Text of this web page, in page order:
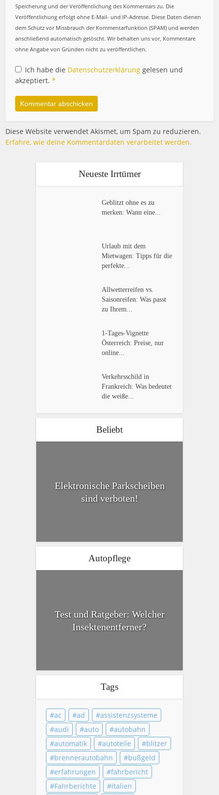
Speicherung und der Veröffentlichung des Kommentars zu. Die
Veröffentlichung erfolgt ohne E-Mail- und IP-Adresse. Diese Daten dienen
dem Schutz vor Missbrauch der Kommentarfunktion (SPAM) und werden
anschließend automatisch gelöscht. Wir behalten uns vor, Kommentare
ohne Angabe von Gründen nicht zu veröffentlichen.
Ich habe die Datenschutzerklärunggelesen und
akzeptiert. *
Diese Website verwendet Akismet, um Spam zu reduzieren.
Erfahre, wie deine Kommentardaten verarbeitet werden.
Neueste Irrtümer
Geblitzt ohne es zu
merken: Wann eine...
Urlaub mit dem
Mietwagen: Tipps für die
perfekte...
Allwetterreifen vs.
Saisonreifen: Was passt
zu Ihrem...
1-Tages-Vignette
Österreich: Preise, nur
online...
Verkehrsschild in
Frankreich: Was bedeutet
die weiße...
Beliebt
Elektronische Parkscheiben
sind verboten!
Autopflege
Test und Ratgeber: Welcher
Insektenentferner?
Tags
ac ad
assistenzsysteme
audi
auto
autobahn
automatik
autoteile
blitzer
brennerautobahn
bußgeld
erfahrungen
fahrbericht
Fahrberichte
italien